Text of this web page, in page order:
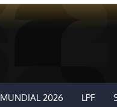
MUNDIAL 2026 LPF